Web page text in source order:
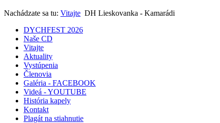
Nachádzate sa tu: Vitajte DH Lieskovanka - Kamarádi
DYCHFEST 2026
Naše CD
Vitajte
Aktuality
Vystúpenia
Členovia
Galéria - FACEBOOK
Videá - YOUTUBE
História kapely
Kontakt
Plagát na stiahnutie